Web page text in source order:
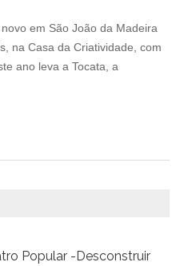
em São João da Madeira
na Casa da Criatividade, com
ano leva a Tocata, a
Popular -Desconstruir